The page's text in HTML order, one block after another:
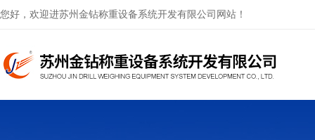
您好，欢迎进苏州金钻称重设备系统开发有限公司网站！